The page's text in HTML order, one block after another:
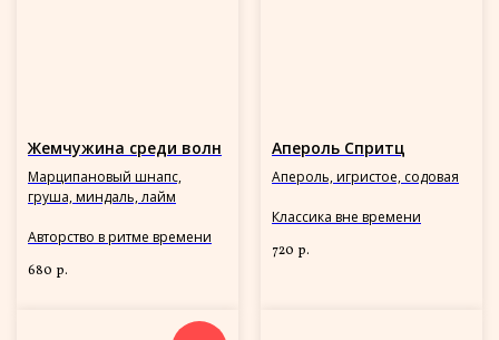
Жемчужина среди волн
Марципановый шнапс,
груша, миндаль, лайм
Авторство в ритме времени
680 р.
Апероль Спритц
Апероль, игристое, содовая
Классика вне времени
720 р.